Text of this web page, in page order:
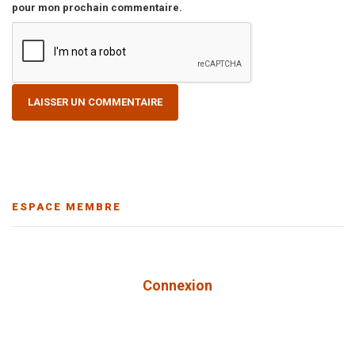
pour mon prochain commentaire.
ESPACE MEMBRE
Connexion